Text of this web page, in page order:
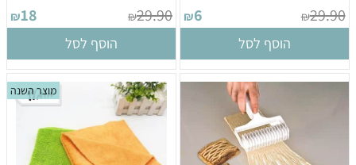
₪29.90
₪6
הוסף לסל
₪29.90
₪18
הוסף לסל
מוצר השנה